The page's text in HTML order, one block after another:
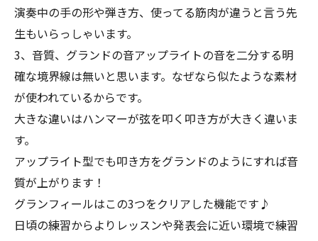
演奏中の手の形や弾き方、使ってる筋肉が違うと言う先
生もいらっしゃいます。
3、音質、グランドの音アップライトの音を二分する明
確な境界線は無いと思います。なぜなら似たような素材
が使われているからです。
大きな違いはハンマーが弦を叩く叩き方が大きく違いま
す。
アップライト型でも叩き方をグランドのようにすれば音
質が上がります！
グランフィールはこの3つをクリアした機能です♪
日頃の練習からよりレッスンや発表会に近い環境で練習